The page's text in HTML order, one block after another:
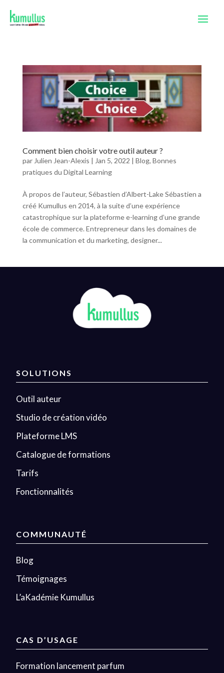
Comment bien choisir votre outil auteur ?
par Julien Jean-Alexis | Jan 5, 2022 | Blog, Bonnes
pratiques du Digital Learning
À propos de l’auteur, Sébastien d’Albert-Lake Sébastien a
créé Kumullus en 2014, à la suite d’une expérience
catastrophique sur la plateforme e-learning d’une grande
école de commerce. Entrepreneur dans les domaines de
la communication et du marketing, designer...
SOLUTIONS
Outil auteur
Studio de création vidéo
Plateforme LMS
Catalogue de formations
Tarifs
Fonctionnalités
COMMUNAUTÉ
Blog
Témoignages
L’aKadémie Kumullus
CAS D’USAGE
Formation lancement parfum